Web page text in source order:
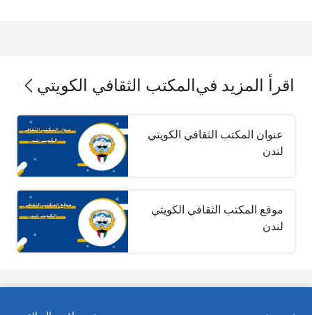
اقرأ المزيد في المكتب الثقافي الكويتي
عنوان المكتب الثقافي الكويتي
لندن
موقع المكتب الثقافي الكويتي
لندن